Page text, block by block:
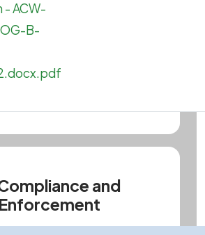
- ACW-
B-
and
Enforcement